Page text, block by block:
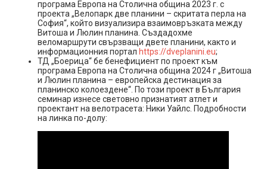
програма Европа на Столична община 2023 г. с
проекта „Велопарк две планини – скритата перла на
София“, който визуализира взаимовръзката между
Витоша и Люлин планина. Създадохме
веломаршрути свързващи двете планини, както и
информационния портал https://dveplanini.eu;
ТД „Боерица“ бе бенефициент по проект към
програма Европа на Столична община 2024 г „Витоша
и Люлин планина – европейска дестинация за
планинско колоездене“. По този проект в България
семинар изнесе световно признатият атлет и
проектант на велотрасета: Ники Уайлс. Подробности
на линка по-долу: